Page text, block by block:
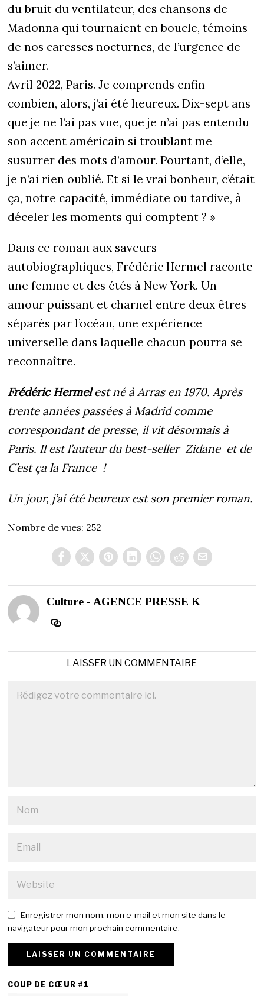
du bruit du ventilateur, des chansons de
Madonna qui tournaient en boucle, témoins
de nos caresses nocturnes, de l’urgence de
s’aimer.
Avril 2022, Paris. Je comprends enfin
combien, alors, j’ai été heureux. Dix-sept ans
que je ne l’ai pas vue, que je n’ai pas entendu
son accent américain si troublant me
susurrer des mots d’amour. Pourtant, d’elle,
je n’ai rien oublié. Et si le vrai bonheur, c’était
ça, notre capacité, immédiate ou tardive, à
déceler les moments qui comptent ? »
Dans ce roman aux saveurs
autobiographiques, Frédéric Hermel raconte
une femme et des étés à New York. Un
amour puissant et charnel entre deux êtres
séparés par l’océan, une expérience
universelle dans laquelle chacun pourra se
reconnaître.
Frédéric Hermelest né à Arras en 1970. Après
trente années passées à Madrid comme
correspondant de presse, il vit désormais à
Paris. Il est l’auteur du best-seller Zidane et de
C’est ça la France !
Un jour, j’ai été heureux est son premier roman.
Nombre de vues: 252
Culture - AGENCE PRESSE K
LAISSER UN COMMENTAIRE
Enregistrer mon nom, mon e-mail et mon site dans le
navigateur pour mon prochain commentaire.
COUP DE CŒUR #1